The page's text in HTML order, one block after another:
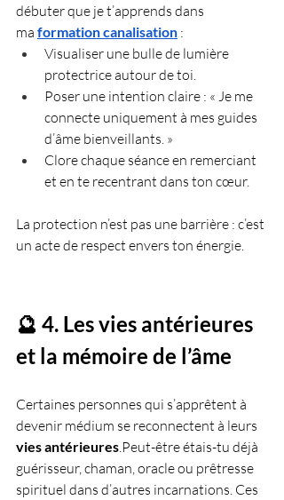
débuter que je t’apprends dans
ma formation canalisation :
Visualiser une bulle de lumière
protectrice autour de toi.
Poser une intention claire : « Je me
connecte uniquement à mes guides
d’âme bienveillants. »
Clore chaque séance en remerciant
et en te recentrant dans ton cœur.
La protection n’est pas une barrière : c’est
un acte de respect envers ton énergie.
🔮 4. Les vies antérieures
et la mémoire de l’âme
Certaines personnes qui s’apprêtent à
devenir médium se reconnectent à leurs
vies antérieures .Peut-être étais-tu déjà
guérisseur, chaman, oracle ou prêtresse
spirituel dans d’autres incarnations. Ces